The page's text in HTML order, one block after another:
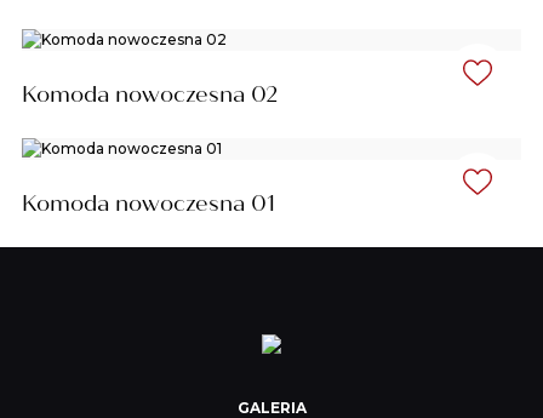
Komoda nowoczesna 02
Komoda nowoczesna 01
GALERIA